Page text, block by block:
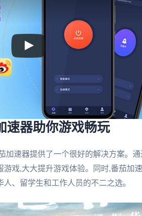
速器助你游戏畅玩
加速器提供了一个很好的解决方案。
戏,大大提升游戏体验。同时,番茄加
、留学生和工作人员的不二之选。